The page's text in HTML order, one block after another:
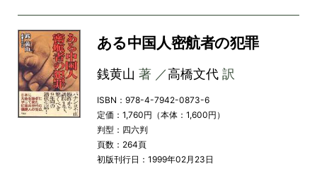
ある中国人密航者の犯罪
銭黄山 著 ／高橋文代訳
ISBN：978-4-7942-0873-6
定価：1,760円（本体：1,600円）
判型：四六判
頁数：264頁
初版刊行日：1999年02月23日